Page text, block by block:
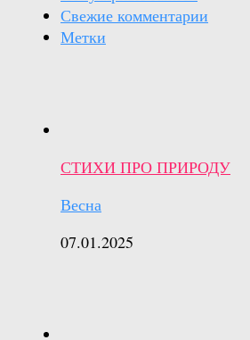
Свежие комментарии
Метки
СТИХИ ПРО ПРИРОДУ
Весна
07.01.2025